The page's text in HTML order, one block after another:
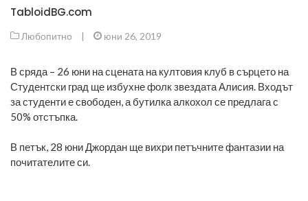
TabloidBG.com
Любопитно | юни 26, 2019
В сряда – 26 юни на сцената на култовия клуб в сърцето на
Студентски град ще избухне фолк звездата Алисия. Входът
за студенти е свободен, а бутилка алкохол се предлага с
50% отстъпка.
В петък, 28 юни Джордан ще вихри петъчните фантазии на
почитателите си.